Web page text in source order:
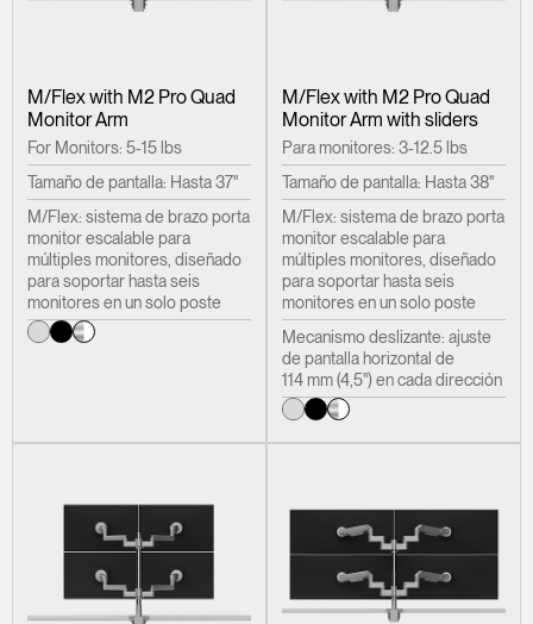
M/Flex with M2 Pro Quad
Monitor Arm
For Monitors: 5-15 lbs
Tamaño de pantalla: Hasta 37"
M/Flex: sistema de brazo porta
monitor escalable para
múltiples monitores, diseñado
para soportar hasta seis
monitores en un solo poste
M/Flex with M2 Pro Quad
Monitor Arm with sliders
Para monitores: 3-12.5 lbs
Tamaño de pantalla: Hasta 38"
M/Flex: sistema de brazo porta
monitor escalable para
múltiples monitores, diseñado
para soportar hasta seis
monitores en un solo poste
Mecanismo deslizante: ajuste
de pantalla horizontal de
114 mm (4,5") en cada dirección